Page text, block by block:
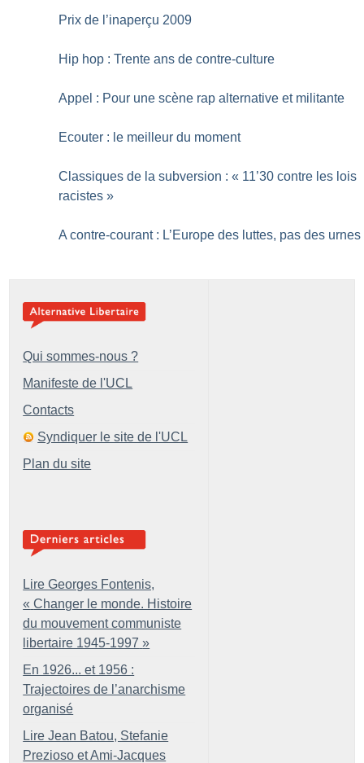
Prix de l’inaperçu 2009
Hip hop : Trente ans de contre-culture
Appel : Pour une scène rap alternative et militante
Ecouter : le meilleur du moment
Classiques de la subversion : « 11’30 contre les lois
racistes »
A contre-courant : L’Europe des luttes, pas des urnes
Qui sommes-nous ?
Manifeste de l'UCL
Contacts
Syndiquer le site de l'UCL
Plan du site
Lire Georges Fontenis,
« Changer le monde. Histoire
du mouvement communiste
libertaire 1945-1997 »
En 1926... et 1956 :
Trajectoires de l’anarchisme
organisé
Lire Jean Batou, Stefanie
Prezioso et Ami-Jacques